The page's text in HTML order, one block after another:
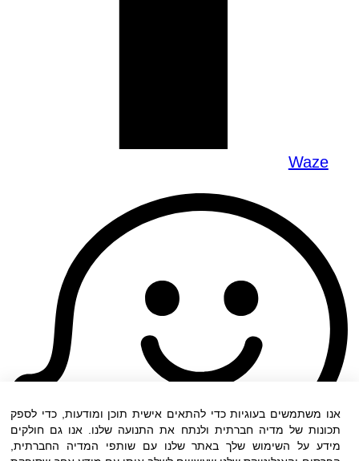
Waze
אנו משתמשים בעוגיות כדי להתאים אישית תוכן ומודעות, כדי לספק
תכונות של מדיה חברתית ולנתח את התנועה שלנו. אנו גם חולקים
מידע על השימוש שלך באתר שלנו עם שותפי המדיה החברתית,